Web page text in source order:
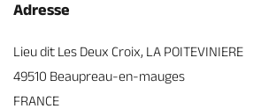
Adresse
Lieu dit Les Deux Croix, LA POITEVINIERE
49510 Beaupreau-en-mauges
FRANCE